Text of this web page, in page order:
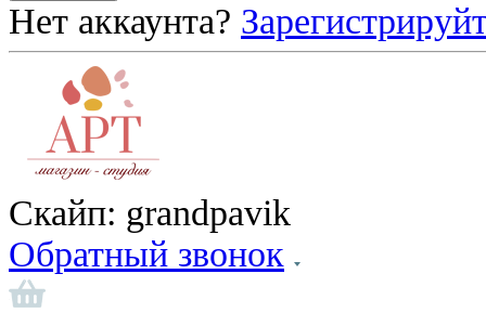
Нет аккаунта?
Скайп: grandpavik
Обратный звонок